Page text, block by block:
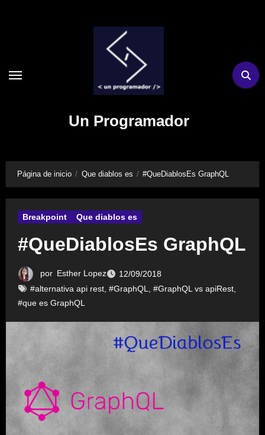
Un Programador
Página de inicio Que diablos es #QueDiablosEs GraphQL
Breakpoint Que diablos es
#QueDiablosEs GraphQL
por Esther Lopez
12/09/2018
#alternativa api rest, #GraphQL #GraphQL vs apiRest,
#que es GraphQL